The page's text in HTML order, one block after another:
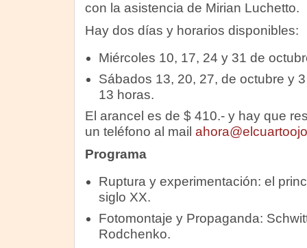
con la asistencia de Mirian Luchetto.
Hay dos días y horarios disponibles:
Miércoles 10, 17, 24 y 31 de
Sábados 13, 20, 27, de octubre y
13 horas.
El arancel es de $ 410.- y hay que
un teléfono al mail
Programa
Ruptura y experimentación: el
siglo XX.
Fotomontaje y Propaganda:
Rodchenko.